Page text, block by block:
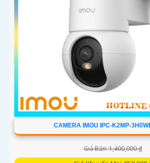
CAMERA IMOU IPC-K2MP-
Giá Bán: 1,400,000 ₫